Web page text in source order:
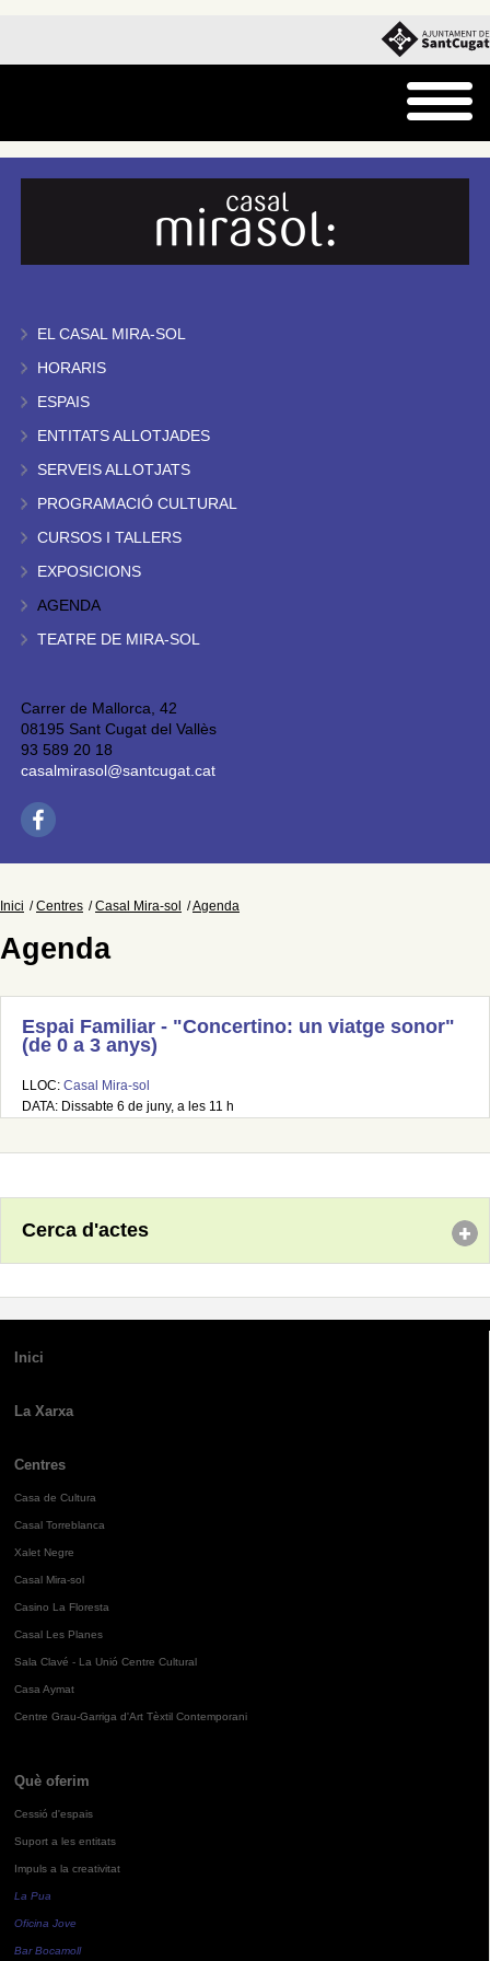
EL CASAL MIRA-SOL
HORARIS
ESPAIS
ENTITATS ALLOTJADES
SERVEIS ALLOTJATS
PROGRAMACIÓ CULTURAL
CURSOS I TALLERS
EXPOSICIONS
AGENDA
TEATRE DE MIRA-SOL
Carrer de Mallorca, 42
08195 Sant Cugat del Vallès
93 589 20 18
casalmirasol@santcugat.cat
Inici Centres Casal Mira-sol Agenda
Agenda
Espai Familiar - "Concertino: un viatge sonor"
(de 0 a 3 anys)
LLOC: Casal Mira-sol
DATA: Dissabte 6 de juny, a les 11 h
Cerca d'actes
Inici
La Xarxa
Centres
Casa de Cultura
Casal Torreblanca
Xalet Negre
Casal Mira-sol
Casino La Floresta
Casal Les Planes
Sala Clavé - La Unió Centre Cultural
Casa Aymat
Centre Grau-Garriga d'Art Tèxtil Contemporani
Què oferim
Cessió d'espais
Suport a les entitats
Impuls a la creativitat
La Pua
Oficina Jove
Bar Bocamoll